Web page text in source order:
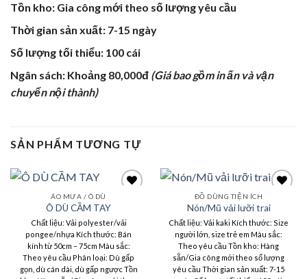
Tồn kho: Gia công mới theo số lượng yêu cầu
Thời gian sản xuất: 7-15 ngày
Số lượng tối thiểu: 100 cái
Ngân sách: Khoảng 80,000đ (Giá bao gồm in ấn và vận
chuyển nội thành)
SẢN PHẨM TƯƠNG TỰ
Add to
wishlist
ÁO MƯA / Ô DÙ
Ô DÙ CẦM TAY
Chất liệu: Vải polyester/vải
pongee/nhựa Kích thước: Bán
kính từ 50cm – 75cm Màu sắc:
Theo yêu cầu Phân loại: Dù gấp
gọn, dù cán dài, dù gấp ngược Tồn
Add to
wishlist
ĐỒ DÙNG TIỆN ÍCH
Nón/Mũ vải lưỡi trai
Chất liệu: Vải kaki Kích thước: Size
người lớn, size trẻ em Màu sắc:
Theo yêu cầu Tồn kho: Hàng
sẵn/Gia công mới theo số lượng
yêu cầu Thời gian sản xuất: 7-15